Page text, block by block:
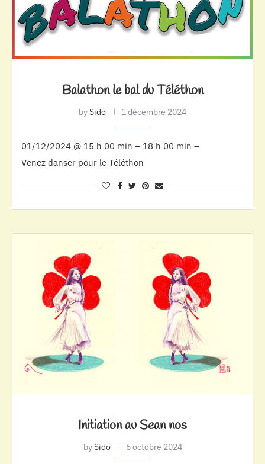
Balathon le bal du Téléthon
bySido 1 décembre 2024
01/12/2024 @ 15 h 00 min – 18 h 00 min –
Venez danser pour le Téléthon
Initiation au Sean nos
bySido 6 octobre 2024